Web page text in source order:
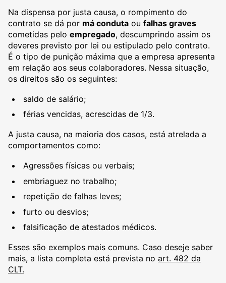
Na dispensa por justa causa, o rompimento do
contrato se dá por má conduta ou falhas graves
cometidas pelo empregado, descumprindo assim os
deveres previsto por lei ou estipulado pelo contrato.
É o tipo de punição máxima que a empresa apresenta
em relação aos seus colaboradores. Nessa situação,
os direitos são os seguintes:
saldo de salário;
férias vencidas, acrescidas de 1/3.
A justa causa, na maioria dos casos, está atrelada a
comportamentos como:
Agressões físicas ou verbais;
embriaguez no trabalho;
repetição de falhas leves;
furto ou desvios;
falsificação de atestados médicos.
Esses são exemplos mais comuns. Caso deseje saber
mais, a lista completa está prevista no art. 482 da
CLT.